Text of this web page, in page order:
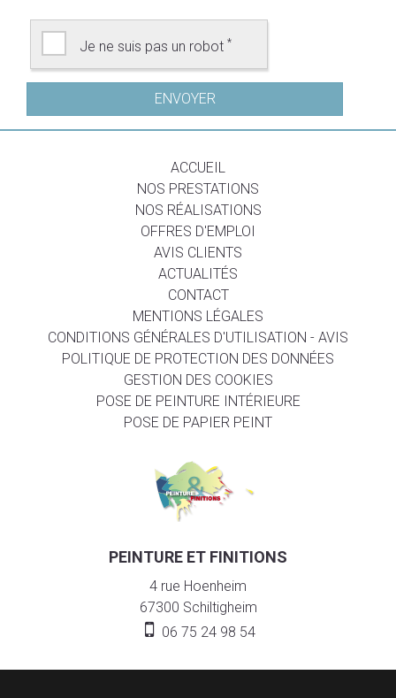
Je ne suis pas un robot *
ACCUEIL
NOS PRESTATIONS
NOS RÉALISATIONS
OFFRES D'EMPLOI
AVIS CLIENTS
ACTUALITÉS
CONTACT
MENTIONS LÉGALES
CONDITIONS GÉNÉRALES D'UTILISATION - AVIS
POLITIQUE DE PROTECTION DES DONNÉES
GESTION DES COOKIES
POSE DE PEINTURE INTÉRIEURE
POSE DE PAPIER PEINT
PEINTURE ET FINITIONS
4 rue Hoenheim
67300 Schiltigheim
06 75 24 98 54